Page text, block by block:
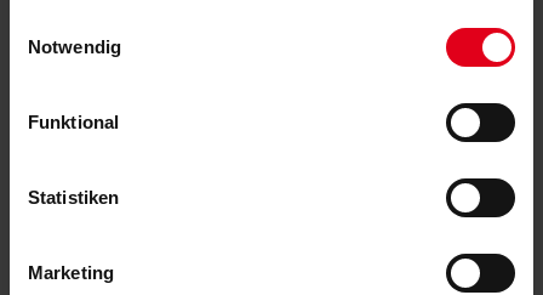
Notwendig
Funktional
Statistiken
Marketing